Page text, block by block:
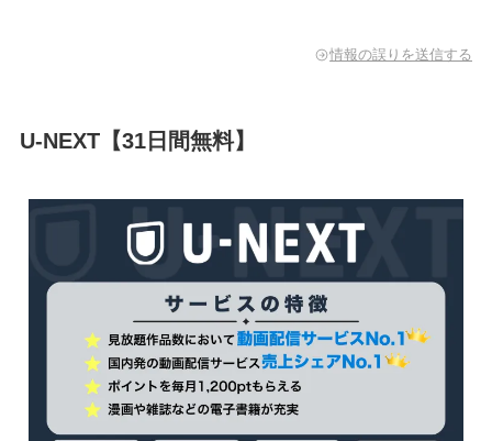
情報の誤りを送信する
U-NEXT【31日間無料】